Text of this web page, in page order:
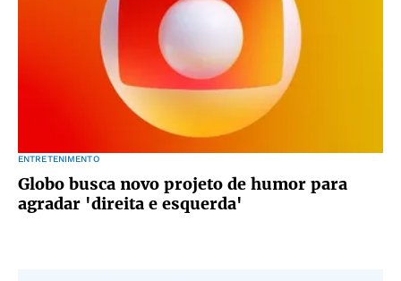
ENTRETENIMENTO
Globo busca novo projeto de humor para
agradar 'direita e esquerda'